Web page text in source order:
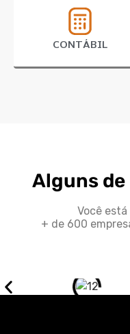
CONTÁBIL
Alguns
Você
+ de 600